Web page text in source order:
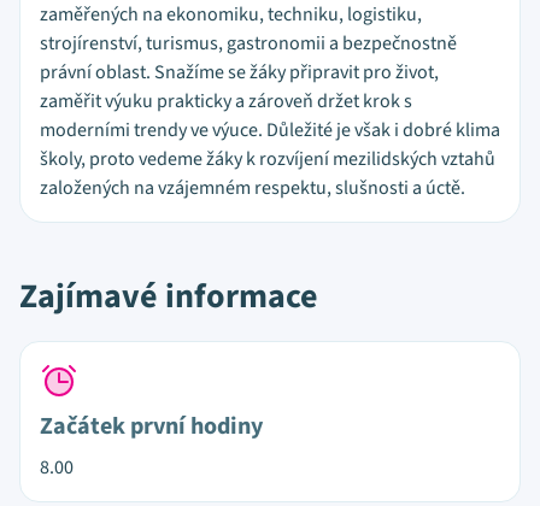
zaměřených na ekonomiku, techniku, logistiku,
strojírenství, turismus, gastronomii a bezpečnostně
právní oblast. Snažíme se žáky připravit pro život,
zaměřit výuku prakticky a zároveň držet krok s
moderními trendy ve výuce. Důležité je však i dobré klima
školy, proto vedeme žáky k rozvíjení mezilidských vztahů
založených na vzájemném respektu, slušnosti a úctě.
Zajímavé informace
Začátek první hodiny
8.00